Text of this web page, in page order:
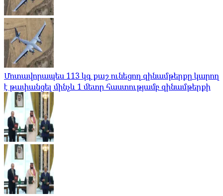
Մոտավորապես 113 կգ քաշ ունեցող զինամթերքը կարող
է թափանցել մինչև 1 մետր հաստությամբ զինամթերքի